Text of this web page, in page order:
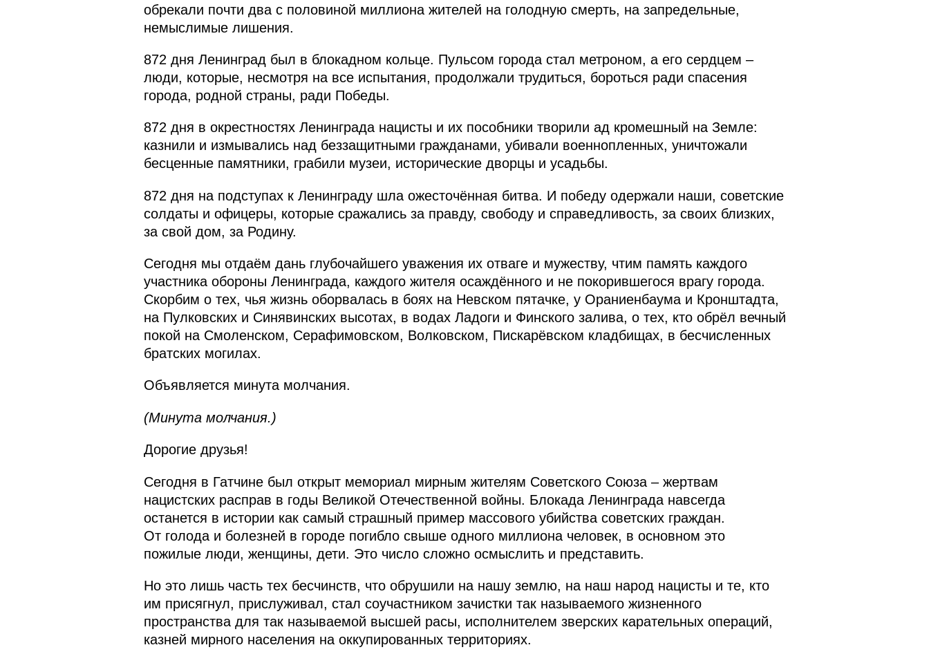
обрекали почти два с половиной миллиона жителей на голодную смерть, на запредельные,
немыслимые лишения.
872 дня Ленинград был в блокадном кольце. Пульсом города стал метроном, а его сердцем –
люди, которые, несмотря на все испытания, продолжали трудиться, бороться ради спасения
города, родной страны, ради Победы.
872 дня в окрестностях Ленинграда нацисты и их пособники творили ад кромешный на Земле:
казнили и измывались над беззащитными гражданами, убивали военнопленных, уничтожали
бесценные памятники, грабили музеи, исторические дворцы и усадьбы.
872 дня на подступах к Ленинграду шла ожесточённая битва. И победу одержали наши, советские
солдаты и офицеры, которые сражались за правду, свободу и справедливость, за своих близких,
за свой дом, за Родину.
Сегодня мы отдаём дань глубочайшего уважения их отваге и мужеству, чтим память каждого
участника обороны Ленинграда, каждого жителя осаждённого и не покорившегося врагу города.
Скорбим о тех, чья жизнь оборвалась в боях на Невском пятачке, у Ораниенбаума и Кронштадта,
на Пулковских и Синявинских высотах, в водах Ладоги и Финского залива, о тех, кто обрёл вечный
покой на Смоленском, Серафимовском, Волковском, Пискарёвском кладбищах, в бесчисленных
братских могилах.
Объявляется минута молчания.
(Минута молчания.)
Дорогие друзья!
Сегодня в Гатчине был открыт мемориал мирным жителям Советского Союза – жертвам
нацистских расправ в годы Великой Отечественной войны. Блокада Ленинграда навсегда
останется в истории как самый страшный пример массового убийства советских граждан.
От голода и болезней в городе погибло свыше одного миллиона человек, в основном это
пожилые люди, женщины, дети. Это число сложно осмыслить и представить.
Но это лишь часть тех бесчинств, что обрушили на нашу землю, на наш народ нацисты и те, кто
им присягнул, прислуживал, стал соучастником зачистки так называемого жизненного
пространства для так называемой высшей расы, исполнителем зверских карательных операций,
казней мирного населения на оккупированных территориях.